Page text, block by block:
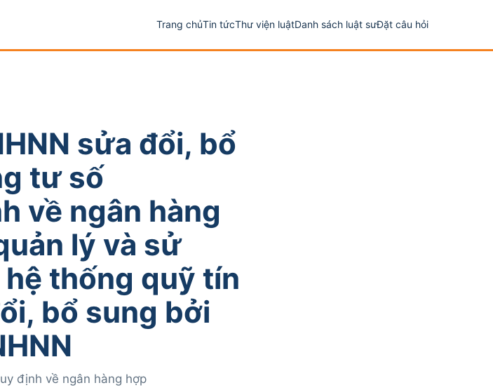
Trang chủTin tứcThư viện luậtDanh sách luật sưĐặt câu hỏi
sửa đổi, bổ
tư số
về ngân hàng
lý và sử
thống quỹ tín
bổ sung bởi
định về ngân hàng hợp